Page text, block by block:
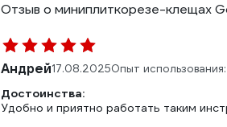
Отзыв о миниплиткорезе-клещах
Андрей17.08.2025Опыт
Достоинства:
Удобно и приятно работать таким